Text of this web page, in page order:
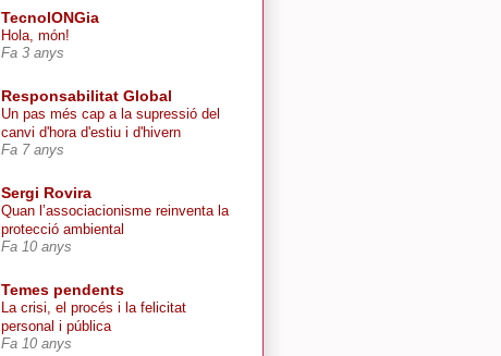
TecnolONGia
Hola, món!
Fa 3 anys
Responsabilitat Global
Un pas més cap a la supressió del
canvi d'hora d'estiu i d'hivern
Fa 7 anys
Sergi Rovira
Quan l’associacionisme reinventa la
protecció ambiental
Fa 10 anys
Temes pendents
La crisi, el procés i la felicitat
personal i pública
Fa 10 anys